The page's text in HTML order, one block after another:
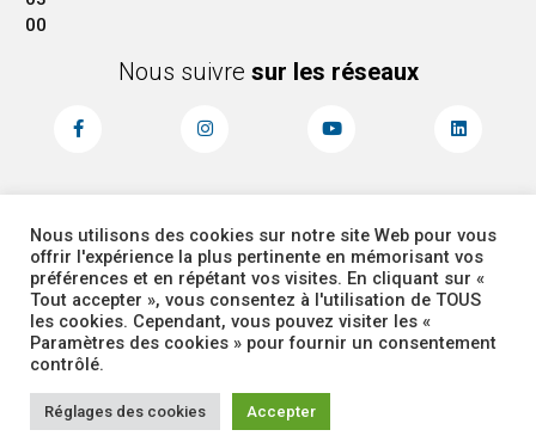
00
Nous suivre sur les réseaux
MENTIONS LÉGALES
PLAN DU SITE
ACCESSIBILITÉ
ADMINISTRATEUR
COOKIES
Corbas 2026 Tous droits réservés -
Nous utilisons des cookies sur notre site Web pour vous
offrir l'expérience la plus pertinente en mémorisant vos
préférences et en répétant vos visites. En cliquant sur «
Tout accepter », vous consentez à l'utilisation de TOUS
les cookies. Cependant, vous pouvez visiter les «
Paramètres des cookies » pour fournir un consentement
contrôlé.
Réglages des cookies Accepter